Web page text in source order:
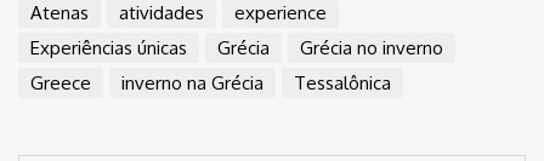
Atenas atividades
experience
Experiências únicas
Grécia
Grécia no inverno
Greece
inverno na Grécia Tessalônica